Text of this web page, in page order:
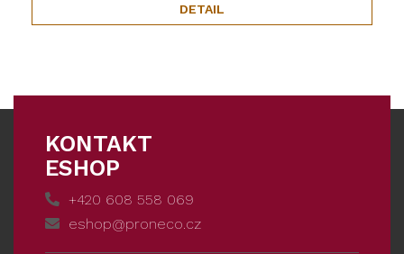
DETAIL
KONTAKT
ESHOP
+420 608 558 069
eshop@proneco.cz